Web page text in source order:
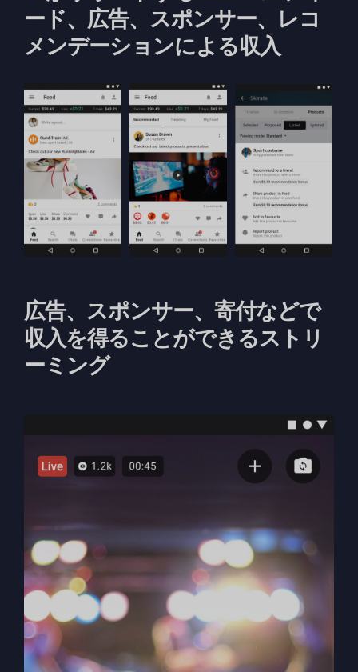
ード、広告、スポンサー、レコ
メンデーションによる収入
広告、スポンサー、寄付などで
収入を得ることができるストリ
ーミング